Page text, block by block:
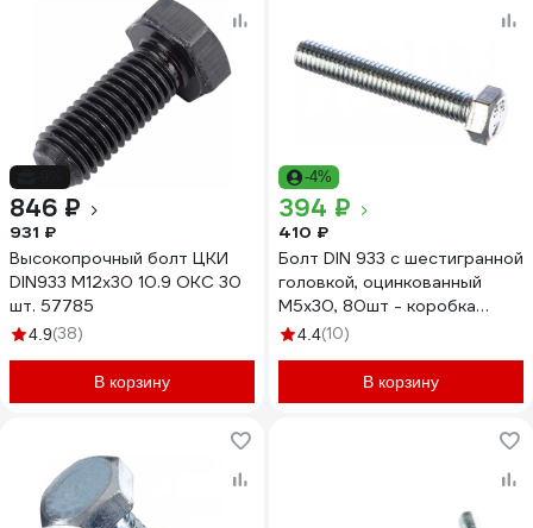
846 ₽
931 ₽
Высокопрочный болт ЦКИ
DIN933 М12х30 10.9 ОКС 30
шт. 57785
4.9(38)
В корзину
-4%
394 ₽
410 ₽
Болт DIN 933 с шестигранной
головкой, оцинкованный
М5х30, 80шт - коробка
Tech-Krep 105197
4.4(10)
В корзину